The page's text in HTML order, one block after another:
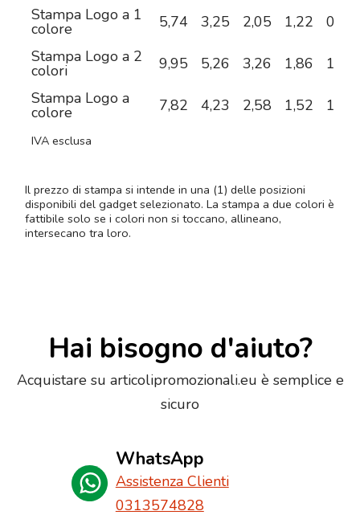
Stampa Logo a 1
colore 5,74 3,25 2,05 1,22
0,88
Stampa Logo a 2
colori 9,95 5,26 3,26 1,86
1,21
Stampa Logo a
colore 7,82 4,23 2,58 1,52 1,10
IVA esclusa
Il prezzo di stampa si intende in una (1) delle posizioni
disponibili del gadget selezionato. La stampa a due colori è
fattibile solo se i colori non si toccano, allineano,
intersecano tra loro.
Hai bisogno d'aiuto?
Acquistare su articolipromozionali.eu è semplice e
sicuro
WhatsApp
Assistenza Clienti
0313574828